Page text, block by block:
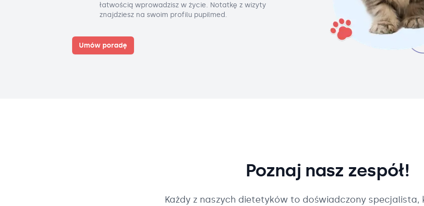
łatwością wprowadzisz w życie. Notatkę z wizyty
znajdziesz na swoim profilu pupilmed.
Umów poradę
Poznaj nasz zespół!
Każdy z naszych dietetyków to doświadczony specjalista,